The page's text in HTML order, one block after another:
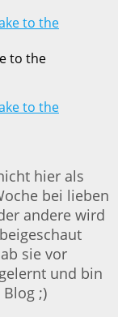
to the
hier als
bei lieben
andere wird
sie vor
und bin
;)